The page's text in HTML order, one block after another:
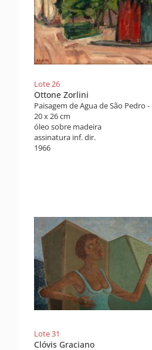
Lote 26
Ottone Zorlini
20 x 26 cm
óleo sobre madeira
assinatura inf. dir.
1966
Lote 31
Clóvis Graciano